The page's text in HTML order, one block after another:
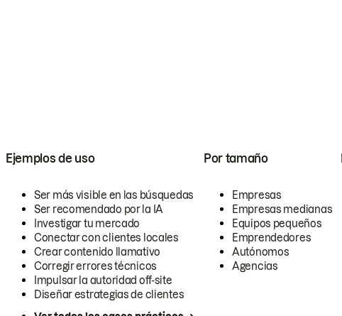
Ejemplos de uso
Ser más visible en las búsquedas
Ser recomendado por la IA
Investigar tu mercado
Conectar con clientes locales
Crear contenido llamativo
Corregir errores técnicos
Impulsar la autoridad off-site
Diseñar estrategias de clientes
Por tamaño
Empresas
Empresas medianas
Equipos pequeños
Emprendedores
Autónomos
Agencias